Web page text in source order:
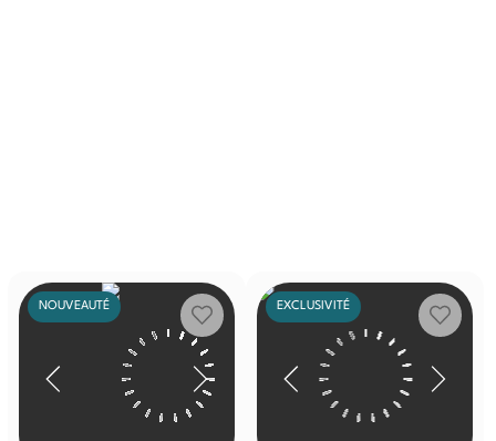
NOUVEAUTÉ EXCLUSIVITÉ